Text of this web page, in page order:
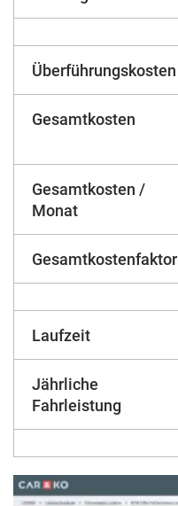
Überführungskosten
Gesamtkosten
Gesamtkosten /
Monat
Gesamtkostenfaktor
Laufzeit
Jährliche
Fahrleistung